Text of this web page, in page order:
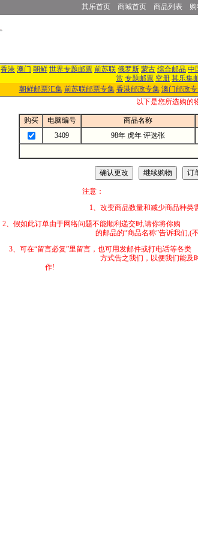
其乐首页 商城首页 商品列表
香港 澳门 朝鲜 世界专题邮票 前苏联 俄罗斯 蒙古 综合邮品 中
赏 专题邮票 空册 其乐集
朝鲜邮票汇集 前苏联邮票专集 香港邮政专集 澳门邮政
以下是您所选购的
购买 电脑编号 商品名称
3409
98年 虎年 评选张
注意：
1、改变商品数量和减少商品种类需按“
2、假如此订单由于网络问题不
的邮品的“商品名称”告诉我们,(
3、可在“留言必复”里留言，也
方式告之我们，以便我们能及
作!